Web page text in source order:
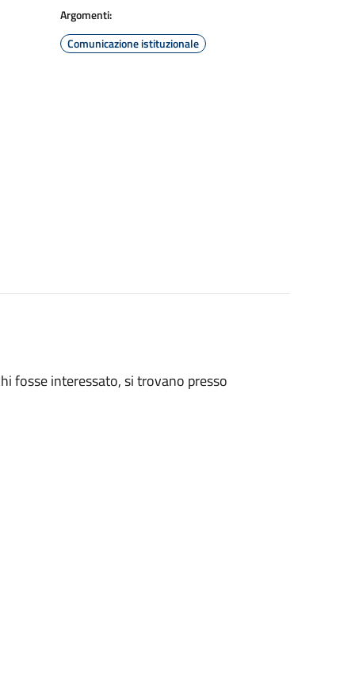
Argomenti:
Comunicazione istituzionale
fosse interessato, si trovano presso